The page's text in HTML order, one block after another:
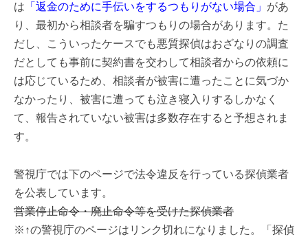
は 「返金のために手伝いをするつもりがない場合」 があ
り、最初から相談者を騙すつもりの場合があります。た
だし、こういったケースでも悪質探偵はおざなりの調査
だとしても事前に契約書を交わして相談者からの依頼に
は応じているため、相談者が被害に遭ったことに気づか
なかったり、被害に遭っても泣き寝入りするしかなく
て、報告されていない被害は多数存在すると予想されま
す。
警視庁では下のページで法令違反を行っている探偵業者
を公表しています。
営業停止命令・廃止命令等を受けた探偵業者
※↑の警視庁のページはリンク切れになりました。「探偵